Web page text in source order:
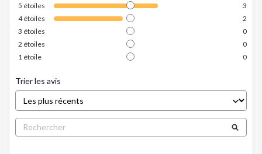
5 étoiles
3
4étoiles
2
3 étoiles
0
2 étoiles
0
1 étoile 0
Trier les avis